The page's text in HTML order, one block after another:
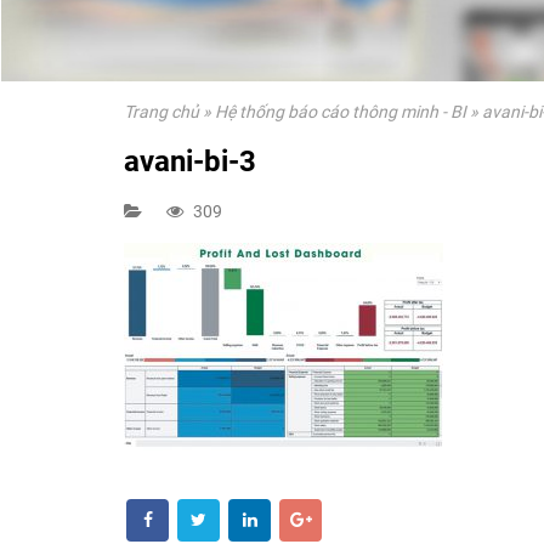
Trang chủ» Hệ thống báo cáo thông minh - BI» avani-
avani-bi-3
309